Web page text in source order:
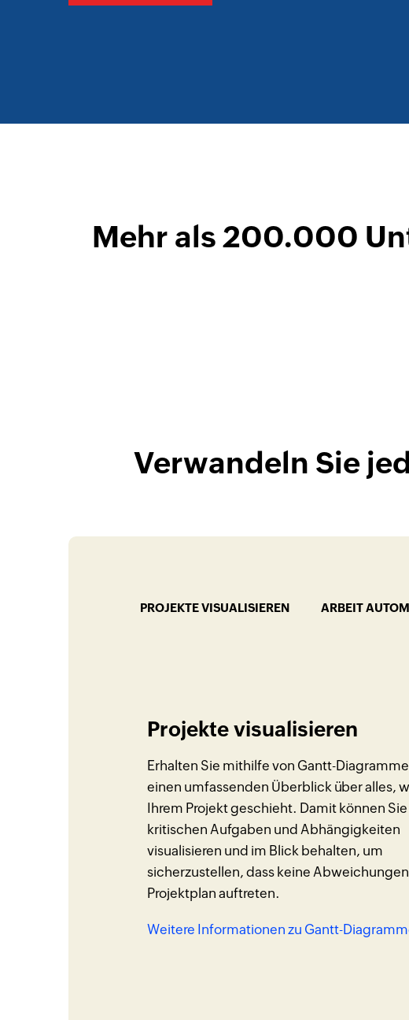
Mehr als 200.000
Verwandeln Sie
PROJEKTE VISUALISIEREN ARBEIT
Projekte visualisieren
Erhalten Sie mithilfe von Gantt-
einen umfassenden Überblick über alles,
Ihrem Projekt geschieht. Damit können Sie
kritischen Aufgaben und Abhängigkeiten
visualisieren und im Blick behalten, um
sicherzustellen, dass keine
Projektplan auftreten.
Weitere Informationen zu Gantt-